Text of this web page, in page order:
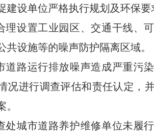
建设单位严格执行规划及环保要
理设置工业园区、交通干线、
共设施等的噪声防护隔离区域。
道路运行排放噪声造成严重污
况进行调查评估和责任认定，
处城市道路养护维修单位未履